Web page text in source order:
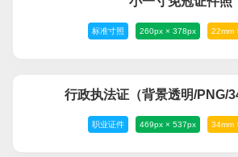
标准寸照 260px × 378px 22mm
行政执法证（背景透明/PNG/
职业证件 469px × 537px 34mm